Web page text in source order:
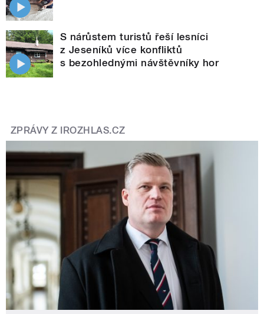
S nárůstem turistů řeší lesníci
z Jeseníků více konfliktů
s bezohlednými návštěvníky hor
ZPRÁVY Z IROZHLAS.CZ